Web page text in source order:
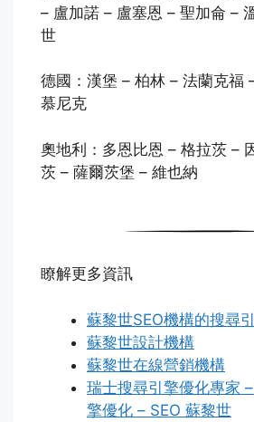
– 盧加諾 – 盧塞恩 – 聖加侖 –
世
德國：漢堡 – 柏林 – 法蘭克福
慕尼克
奧地利：多恩比恩 – 格拉茨 –
茨 – 薩爾茨堡 – 維也納
瞭解更多資訊
蘇黎世SEO機構的搜尋
蘇黎世設計機構
蘇黎世在線營銷機構
瑞士搜尋引擎優化專家
擎優化 – SEO 蘇黎世